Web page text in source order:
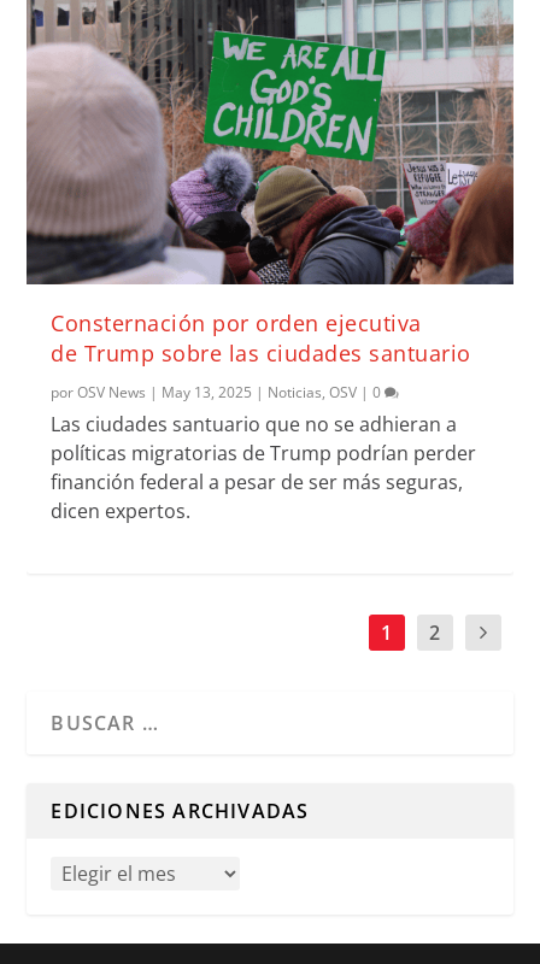
Consternación por orden ejecutiva
de Trump sobre las ciudades santuario
porOSV News | May 13, 2025 | Noticias,OSV |0
Las ciudades santuario que no se adhieran a
políticas migratorias de Trump podrían perder
financión federal a pesar de ser más seguras,
dicen expertos.
1 2
EDICIONES ARCHIVADAS